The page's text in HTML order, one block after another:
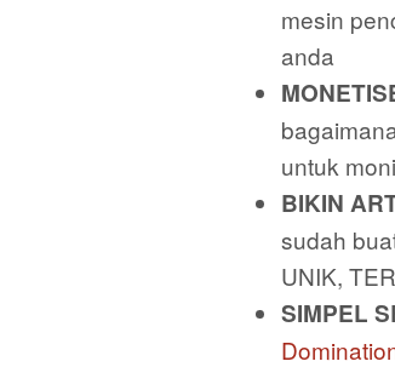
mesin
anda
untuk
BIKIN
sudah
UNIK,
SIMPEL